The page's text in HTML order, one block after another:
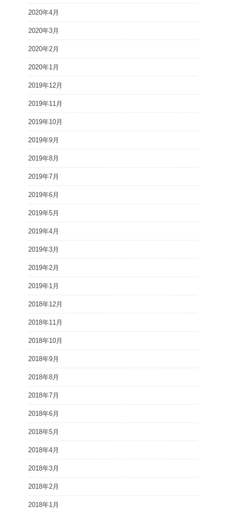
2020年4月
2020年3月
2020年2月
2020年1月
2019年12月
2019年11月
2019年10月
2019年9月
2019年8月
2019年7月
2019年6月
2019年5月
2019年4月
2019年3月
2019年2月
2019年1月
2018年12月
2018年11月
2018年10月
2018年9月
2018年8月
2018年7月
2018年6月
2018年5月
2018年4月
2018年3月
2018年2月
2018年1月